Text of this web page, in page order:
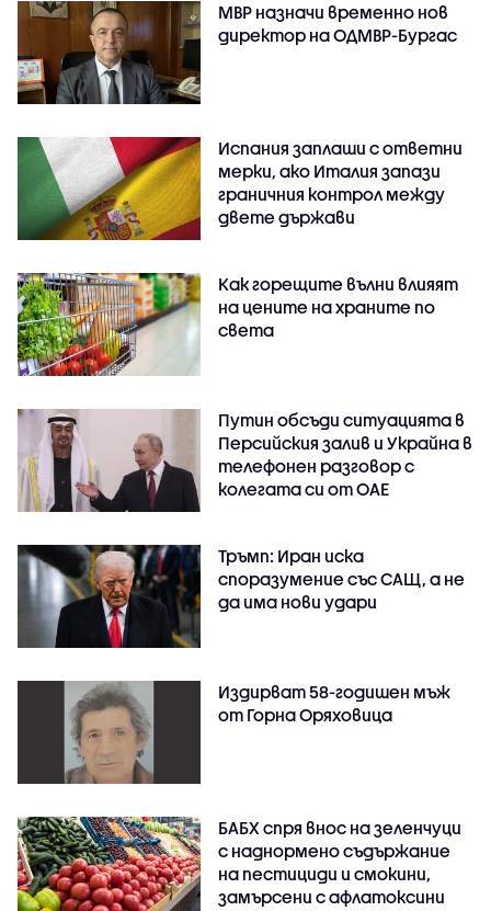
МВР назначи временно нов
директор на ОДМВР-Бургас
Испания заплаши с ответни
мерки, ако Италия запази
граничния контрол между
двете държави
Как горещите вълни влияят
на цените на храните по
света
Путин обсъди ситуацията в
Персийския залив и Украйна в
телефонен разговор с
колегата си от ОАЕ
Тръмп: Иран иска
споразумение със САЩ, а не
да има нови удари
Издирват 58-годишен мъж
от Горна Оряховица
БАБХ спря внос на зеленчуци
с наднормено съдържание
на пестициди и смокини,
замърсени с афлатоксини